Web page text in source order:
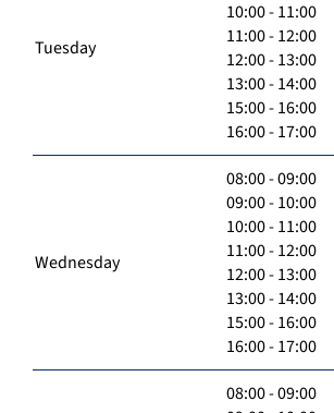
Tuesday
10:00 - 11:00
11:00 - 12:00
12:00 - 13:00
13:00 - 14:00
15:00 - 16:00
16:00 - 17:00
Wednesday
08:00 - 09:00
09:00 - 10:00
10:00 - 11:00
11:00 - 12:00
12:00 - 13:00
13:00 - 14:00
15:00 - 16:00
16:00 - 17:00
08:00 - 09:00